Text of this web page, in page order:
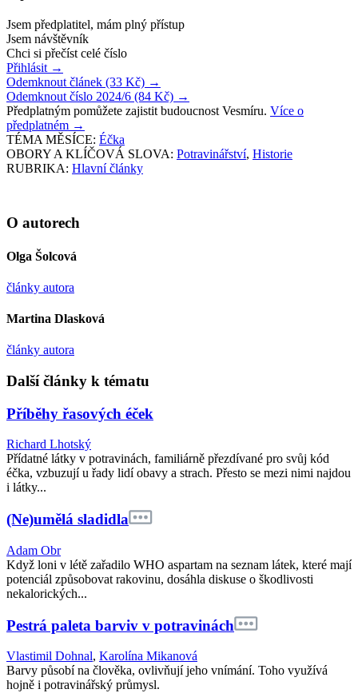
Jsem předplatitel, mám plný přístup
Jsem návštěvník
Chci si přečíst celé číslo
Přihlásit →
Odemknout článek (33 Kč) →
Odemknout číslo 2024/6 (84 Kč) →
Předplatným pomůžete zajistit budoucnost Vesmíru. Více o
předplatném →
TÉMA MĚSÍCE: Éčka
OBORY A KLÍČOVÁ SLOVA: Potravinářství, Historie
RUBRIKA: Hlavní články
O autorech
Olga Šolcová
články autora
Martina Dlasková
články autora
Další články k tématu
Příběhy řasových éček
Richard Lhotský
Přídatné látky v potravinách, familiárně přezdívané pro svůj kód
éčka, vzbuzují u řady lidí obavy a strach. Přesto se mezi nimi najdou
i látky...
(Ne)umělá sladidla
Adam Obr
Když loni v létě zařadilo WHO aspartam na seznam látek, které mají
potenciál způsobovat rakovinu, dosáhla diskuse o škodlivosti
nekalorických...
Pestrá paleta barviv v potravinách
Vlastimil Dohnal, Karolína Mikanová
Barvy působí na člověka, ovlivňují jeho vnímání. Toho využívá
hojně i potravinářský průmysl.